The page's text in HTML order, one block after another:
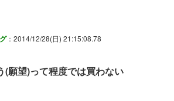
：2014/12/28(日) 21:15:08.78
(願望)って程度では買わない